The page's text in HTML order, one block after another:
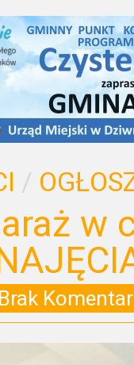
/
w
Brak